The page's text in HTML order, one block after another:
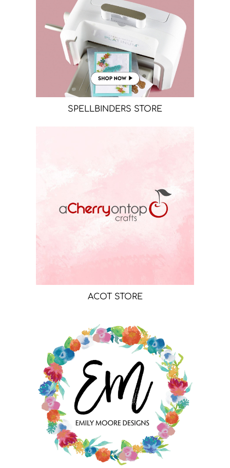
SPELLBINDERS STORE
ACOT STORE